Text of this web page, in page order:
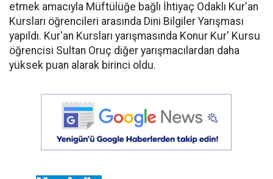
etmek amacıyla Müftülüğe bağlı İhtiyaç Odaklı Kur'an
Kursları öğrencileri arasında Dini Bilgiler Yarışması
yapıldı. Kur'an Kursları yarışmasında Konur Kur' Kursu
öğrencisi Sultan Oruç diğer yarışmacılardan daha
yüksek puan alarak birinci oldu.